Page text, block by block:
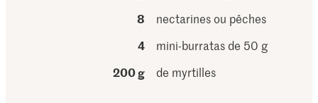
8
nectarines ou pêches
4
mini-burratas de 50 g
200 g
de myrtilles